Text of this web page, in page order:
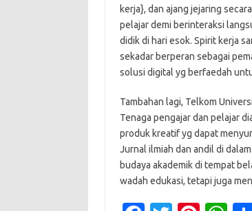
kerja}, dan ajang jejaring
pelajar demi berinteraksi
didik di hari esok. Spirit kerja
sekadar berperan sebagai
solusi digital yg berfaedah
Tambahan lagi, Telkom
Tenaga pengajar dan pelajar
produk kreatif yg dapat
Jurnal ilmiah dan andil di
budaya akademik di tempat
wadah edukasi, tetapi juga